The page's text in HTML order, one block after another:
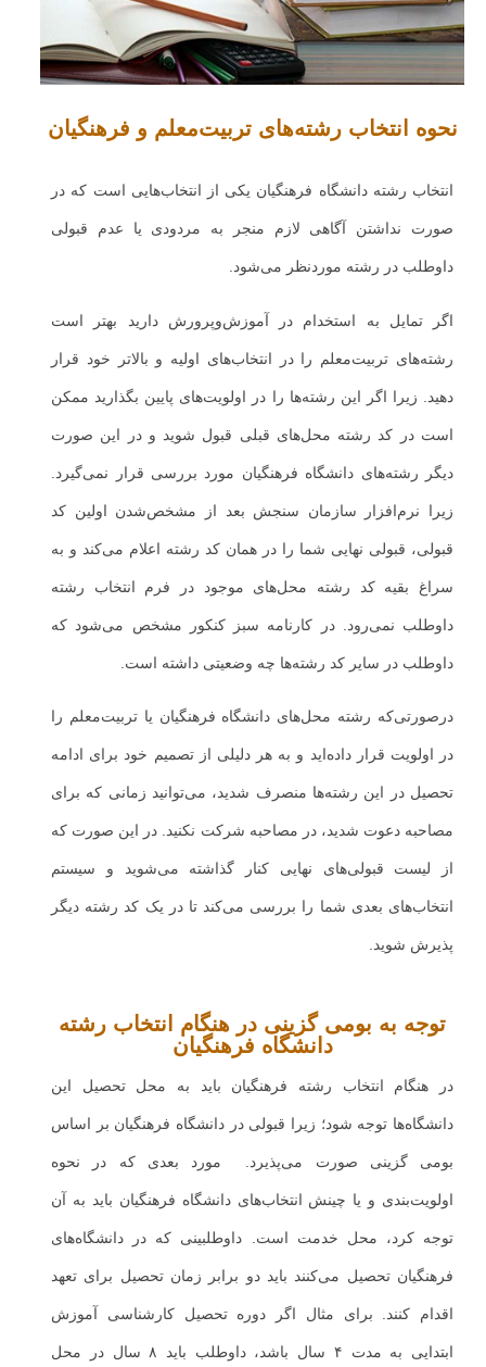
نحوه انتخاب رشته‌های تربیت‌معلم و فرهنگیان
انتخاب رشته دانشگاه فرهنگیان یکی از انتخاب‌هایی است که در
صورت نداشتن آگاهی لازم منجر به مردودی یا عدم قبولی
داوطلب در رشته موردنظر می‌شود.
اگر تمایل به استخدام در آموزش‌وپرورش دارید بهتر است
رشته‌های تربیت‌معلم را در انتخاب‌های اولیه و بالاتر خود قرار
دهید. زیرا اگر این رشته‌ها را در اولویت‌های پایین بگذارید ممکن
است در کد رشته محل‌های قبلی قبول شوید و در این صورت
دیگر رشته‌های دانشگاه فرهنگیان مورد بررسی قرار نمی‌گیرد.
زیرا نرم‌افزار سازمان سنجش بعد از مشخص‌شدن اولین کد
قبولی، قبولی نهایی شما را در همان کد رشته اعلام می‌کند و به
سراغ بقیه کد رشته محل‌های موجود در فرم انتخاب رشته
داوطلب نمی‌رود. در کارنامه سبز کنکور مشخص می‌شود که
داوطلب در سایر کد رشته‌ها چه وضعیتی داشته است.
درصورتی‌که رشته محل‌های دانشگاه فرهنگیان یا تربیت‌معلم را
در اولویت قرار داده‌اید و به هر دلیلی از تصمیم خود برای ادامه
تحصیل در این رشته‌ها منصرف شدید، می‌توانید زمانی که برای
مصاحبه دعوت شدید، در مصاحبه شرکت نکنید. در این صورت که
از لیست قبولی‌های نهایی کنار گذاشته می‌شوید و سیستم
انتخاب‌های بعدی شما را بررسی می‌کند تا در یک کد رشته دیگر
پذیرش شوید.
توجه به بومی گزینی در هنگام انتخاب رشته
دانشگاه فرهنگیان
در هنگام انتخاب رشته فرهنگیان باید به محل تحصیل این
دانشگاه‌ها توجه شود؛ زیرا قبولی در دانشگاه فرهنگیان بر اساس
بومی گزینی صورت می‌پذیرد. مورد بعدی که در نحوه
اولویت‌بندی و یا چینش انتخاب‌های دانشگاه فرهنگیان باید به آن
توجه کرد، محل خدمت است. داوطلبینی که در دانشگاه‌های
فرهنگیان تحصیل می‌کنند باید دو برابر زمان تحصیل برای تعهد
اقدام کنند. برای مثال اگر دوره تحصیل کارشناسی آموزش
ابتدایی به مدت ۴ سال باشد، داوطلب باید ۸ سال در محل